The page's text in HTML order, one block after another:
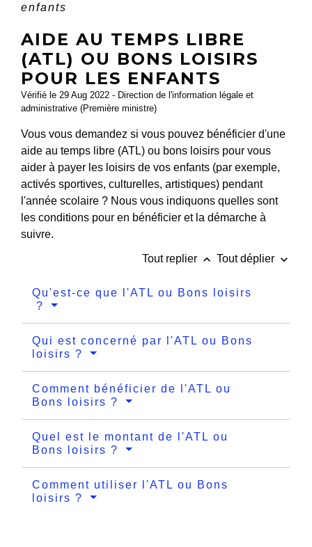
enfants
AIDE AU TEMPS LIBRE
(ATL) OU BONS LOISIRS
POUR LES ENFANTS
Vérifié le 29 Aug 2022 - Direction de l'information légale et
administrative (Première ministre)
Vous vous demandez si vous pouvez bénéficier d'une
aide au temps libre (ATL) ou bons loisirs pour vous
aider à payer les loisirs de vos enfants (par exemple,
activés sportives, culturelles, artistiques) pendant
l'année scolaire ? Nous vous indiquons quelles sont
les conditions pour en bénéficier et la démarche à
suivre.
Tout replier keyboard_arrow_up Tout déplier keyboard_arrow_down
Qu'est-ce que l'ATL ou Bons loisirs
?
Qui est concerné par l'ATL ou Bons
loisirs ?
Comment bénéficier de l'ATL ou
Bons loisirs ?
Quel est le montant de l'ATL ou
Bons loisirs ?
Comment utiliser l'ATL ou Bons
loisirs ?